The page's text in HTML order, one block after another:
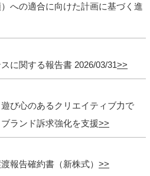
への適合に向けた計画に基づく進
に関する報告書 2026/03/31
び心のあるクリエイティブ力で
ランド訴求強化を支援
報告確約書（新株式）